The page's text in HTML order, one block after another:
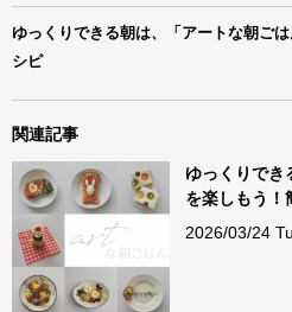
ゆっくりできる朝は、「アートな朝ご
シピ
関連記事
ゆっくりでき
を楽しもう！
2026/03/24